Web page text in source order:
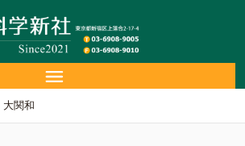
大関和